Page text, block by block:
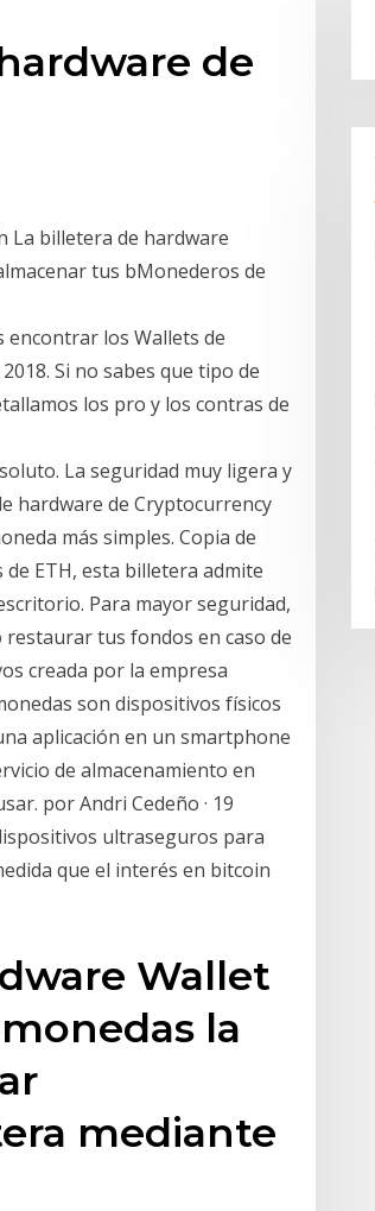
de
La billetera de hardware
tus bMonederos de
los Wallets de
Si no sabes que tipo de
los pro y los contras de
La seguridad muy ligera y
hardware de Cryptocurrency
más simples. Copia de
ETH, esta billetera admite
Para mayor seguridad,
restaurar tus fondos en caso de
creada por la empresa
son dispositivos físicos
aplicación en un smartphone
de almacenamiento en
por Andri Cedeño · 19
ultraseguros para
que el interés en bitcoin
Wallet
la
mediante